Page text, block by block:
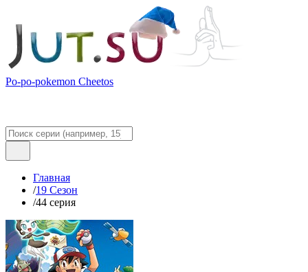
Po-po-pokemon Cheetos
Главная
/19 Сезон
/44 серия